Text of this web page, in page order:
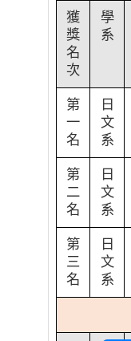
獲
獎
名
次
學
系
第
一
名
日
文
系
第
二
名
日
文
系
第
三
名
日
文
系